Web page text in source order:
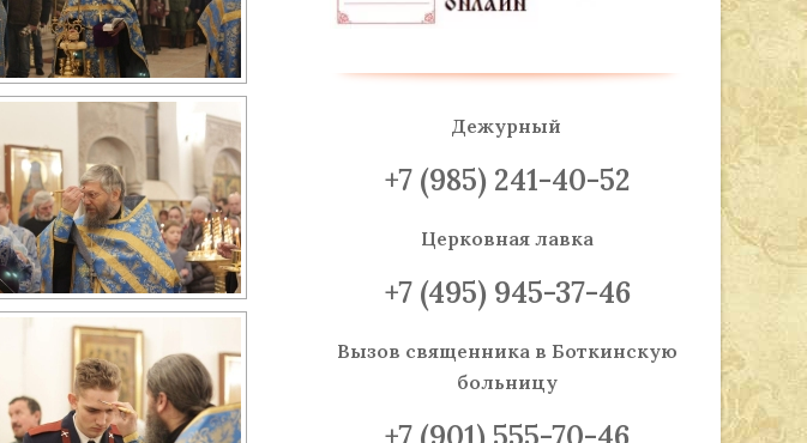
Дежурный
+7 (985) 241-40-52
Церковная лавка
+7 (495) 945-37-46
Вызов священника в Боткинскую
больницу